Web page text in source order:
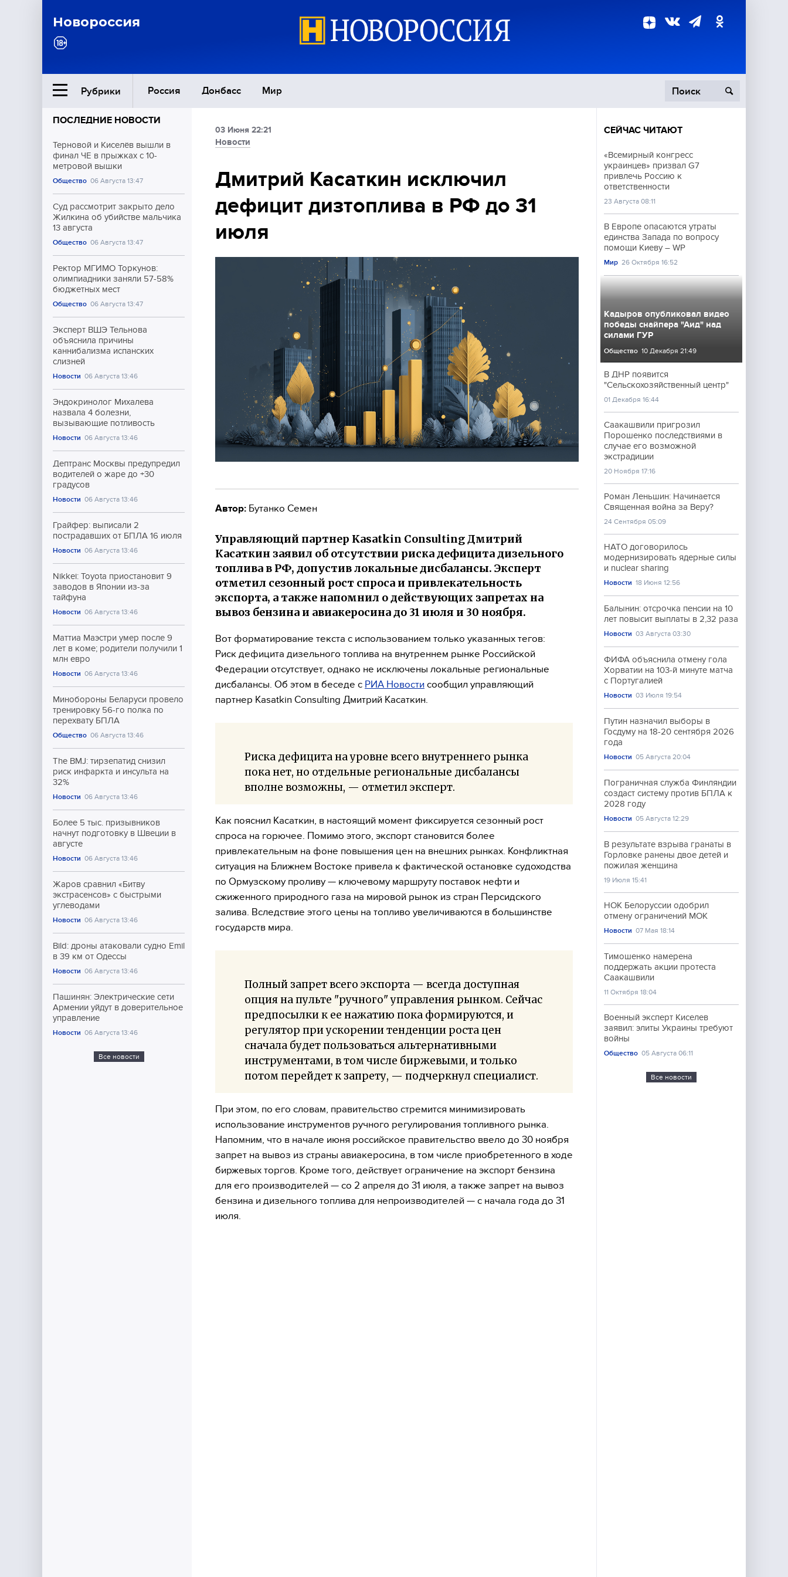
Новороссия
Рубрики Россия Донбасс Мир
Ближний Восток
Общество
Экономика
Происшествия
Культура
Спорт
ПОСЛЕДНИЕ НОВОСТИ
Терновой и Киселёв вышли в
финал ЧЕ в прыжках с 10-
метровой вышки
Общество 06 Августа 13:47
Суд рассмотрит закрыто дело
Жилкина об убийстве мальчика
13 августа
Общество 06 Августа 13:47
Ректор МГИМО Торкунов:
олимпиадники заняли 57-58%
бюджетных мест
Общество 06 Августа 13:47
Эксперт ВШЭ Тельнова
объяснила причины
каннибализма испанских
слизней
Новости 06 Августа 13:46
Эндокринолог Михалева
назвала 4 болезни,
вызывающие потливость
Новости 06 Августа 13:46
Дептранс Москвы предупредил
водителей о жаре до +30
градусов
Новости 06 Августа 13:46
Грайфер: выписали 2
пострадавших от БПЛА 16 июля
Новости 06 Августа 13:46
Nikkei: Toyota приостановит 9
заводов в Японии из-за
тайфуна
Новости 06 Августа 13:46
Маттиа Маэстри умер после 9
лет в коме; родители получили 1
млн евро
Новости 06 Августа 13:46
Минобороны Беларуси провело
тренировку 56-го полка по
перехвату БПЛА
Общество 06 Августа 13:46
The BMJ: тирзепатид снизил
риск инфаркта и инсульта на
32%
Новости 06 Августа 13:46
Более 5 тыс. призывников
начнут подготовку в Швеции в
августе
Новости 06 Августа 13:46
Жаров сравнил «Битву
экстрасенсов» с быстрыми
углеводами
Новости 06 Августа 13:46
Bild: дроны атаковали судно Emil
в 39 км от Одессы
Новости 06 Августа 13:46
Пашинян: Электрические сети
Армении уйдут в доверительное
управление
Новости 06 Августа 13:46
Все новости
03 Июня 22:21
Новости
Дмитрий Касаткин исключил
дефицит дизтоплива в РФ до 31
июля
Автор: Бутанко Семен
Управляющий партнер Kasatkin Consulting Дмитрий
Касаткин заявил об отсутствии риска дефицита дизельного
топлива в РФ, допустив локальные дисбалансы. Эксперт
отметил сезонный рост спроса и привлекательность
экспорта, а также напомнил о действующих запретах на
вывоз бензина и авиакеросина до 31 июля и 30 ноября.
Вот форматирование текста с использованием только указанных тегов:
Риск дефицита дизельного топлива на внутреннем рынке Российской
Федерации отсутствует, однако не исключены локальные региональные
дисбалансы. Об этом в беседе с РИА Новости сообщил управляющий
партнер Kasatkin Consulting Дмитрий Касаткин.
Риска дефицита на уровне всего внутреннего рынка
пока нет, но отдельные региональные дисбалансы
вполне возможны, — отметил эксперт.
Как пояснил Касаткин, в настоящий момент фиксируется сезонный рост
спроса на горючее. Помимо этого, экспорт становится более
привлекательным на фоне повышения цен на внешних рынках. Конфликтная
ситуация на Ближнем Востоке привела к фактической остановке судоходства
по Ормузскому проливу — ключевому маршруту поставок нефти и
сжиженного природного газа на мировой рынок из стран Персидского
залива. Вследствие этого цены на топливо увеличиваются в большинстве
государств мира.
Полный запрет всего экспорта — всегда доступная
опция на пульте "ручного" управления рынком. Сейчас
предпосылки к ее нажатию пока формируются, и
регулятор при ускорении тенденции роста цен
сначала будет пользоваться альтернативными
инструментами, в том числе биржевыми, и только
потом перейдет к запрету, — подчеркнул специалист.
При этом, по его словам, правительство стремится минимизировать
использование инструментов ручного регулирования топливного рынка.
Напомним, что в начале июня российское правительство ввело до 30 ноября
запрет на вывоз из страны авиакеросина, в том числе приобретенного в ходе
биржевых торгов. Кроме того, действует ограничение на экспорт бензина
для его производителей — со 2 апреля до 31 июля, а также запрет на вывоз
бензина и дизельного топлива для непроизводителей — с начала года до 31
июля.
СЕЙЧАС ЧИТАЮТ
«Всемирный конгресс
украинцев» призвал G7
привлечь Россию к
ответственности
23 Августа 08:11
В Европе опасаются утраты
единства Запада по вопросу
помощи Киеву – WP
Мир 26 Октября 16:52
Кадыров опубликовал видео
победы снайпера "Аид" над
силами ГУР
Общество 10 Декабря 21:49
В ДНР появится
"Сельскохозяйственный центр"
01 Декабря 16:44
Саакашвили пригрозил
Порошенко последствиями в
случае его возможной
экстрадиции
20 Ноября 17:16
Роман Леньшин: Начинается
Священная война за Веру?
24 Сентября 05:09
НАТО договорилось
модернизировать ядерные силы
и nuclear sharing
Новости 18 Июня 12:56
Балынин: отсрочка пенсии на 10
лет повысит выплаты в 2,32 раза
Новости 03 Августа 03:30
ФИФА объяснила отмену гола
Хорватии на 103-й минуте матча
с Португалией
Новости 03 Июля 19:54
Путин назначил выборы в
Госдуму на 18-20 сентября 2026
года
Новости 05 Августа 20:04
Пограничная служба Финляндии
создаст систему против БПЛА к
2028 году
Новости 05 Августа 12:29
В результате взрыва гранаты в
Горловке ранены двое детей и
пожилая женщина
19 Июля 15:41
НОК Белоруссии одобрил
отмену ограничений МОК
Новости 07 Мая 18:14
Тимошенко намерена
поддержать акции протеста
Саакашвили
11 Октября 18:04
Военный эксперт Киселев
заявил: элиты Украины требуют
войны
Общество 05 Августа 06:11
Все новости